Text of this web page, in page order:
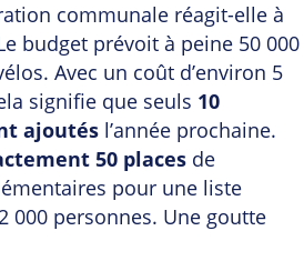
communale réagit-elle à
budget prévoit à peine 50 000
Avec un coût d’environ 5
signifie que seuls 10
ajoutés l’année prochaine.
50 places de
pour une liste
000 personnes. Une goutte